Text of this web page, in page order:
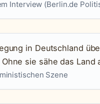
Interview (Berlin.de
in Deutschland
sie sähe das Land
Szene